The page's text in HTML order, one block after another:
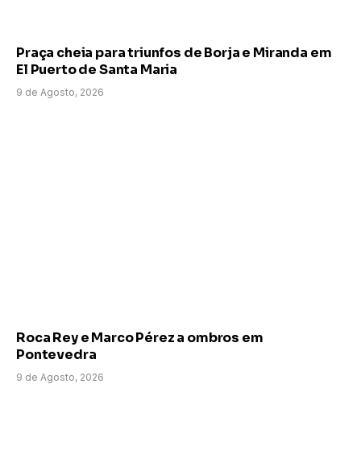
Praça cheia para triunfos de Borja e Miranda em
El Puerto de Santa Maria
9 de Agosto, 2026
Roca Rey e Marco Pérez a ombros em
Pontevedra
9 de Agosto, 2026